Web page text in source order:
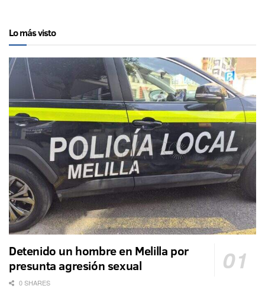
Lo más visto
Detenido un hombre en Melilla por
presunta agresión sexual
0 SHARES